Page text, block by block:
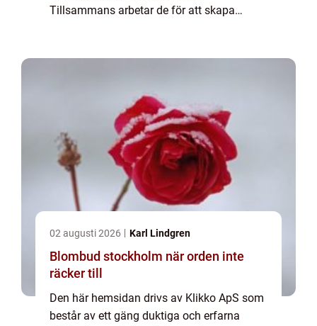
Tillsammans arbetar de för att skapa
02 augusti 2026 Karl Lindgren
Blombud stockholm när orden inte
räcker till
Den här hemsidan drivs av Klikko ApS som
består av ett gäng duktiga och erfarna